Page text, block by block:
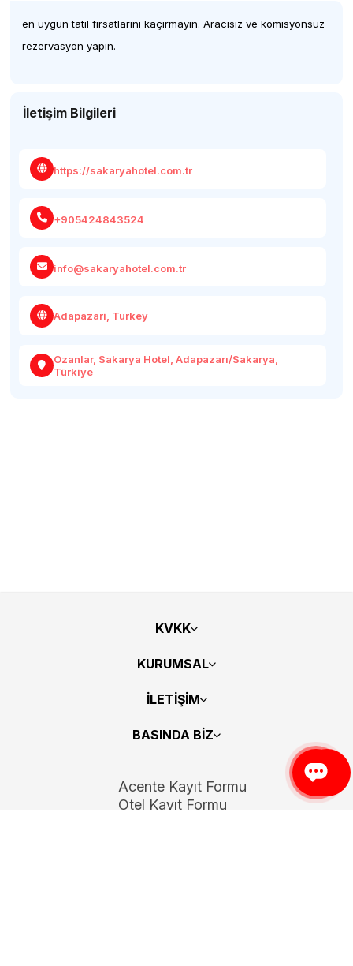
en uygun tatil fırsatlarını kaçırmayın. Aracısız ve komisyonsuz
rezervasyon yapın.
İletişim Bilgileri
https://sakaryahotel.com.tr
+905424843524
info@sakaryahotel.com.tr
Adapazari, Turkey
Ozanlar, Sakarya Hotel, Adapazarı/Sakarya,
Türkiye
KVKK
KURUMSAL
İLETİŞİM
BASINDA BİZ
Acente Kayıt Formu
Otel Kayıt Formu